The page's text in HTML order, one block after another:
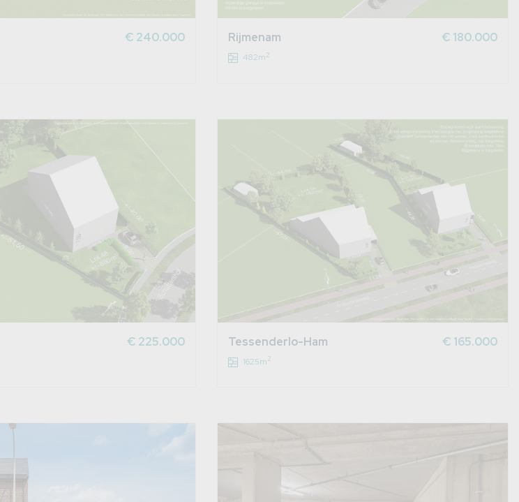
€ 240.000 Rijmenam € 180.000
482m2
€ 225.000 Tessenderlo-Ham € 165.000
1625m2